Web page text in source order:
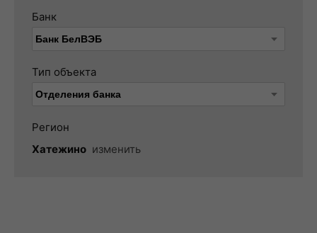
Банк
Тип объекта
Регион
Хатежино изменить